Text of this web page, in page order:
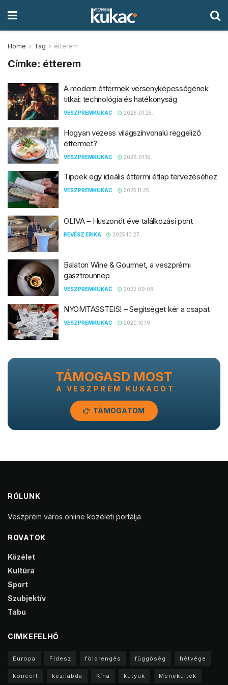
Home Tag étterem
Címke: étterem
A modern éttermek versenyképességének
titkai: technológia és hatékonyság
VESZPREMKUKAC 2026.01.25.
Hogyan vezess világszínvonalú reggeliző
éttermet?
VESZPREMKUKAC 2026.01.19.
Tippek egy ideális éttermi étlap tervezéséhez
VESZPREMKUKAC 2025.11.25.
OLIVA – Huszonöt éve találkozási pont
RÉVÉSZ ERIKA 2025.10.27.
Balaton Wine & Gourmet, a veszprémi
gasztroünnep
VESZPREMKUKAC 2022.09.03.
NYOMTASSTEIS! – Segítséget kér a csapat
VESZPREMKUKAC 2020.10.19.
TÁMOGASD MOST
A VESZPRÉM KUKACOT
TÁMOGATOM
RÓLUNK
Veszprém város online közéleti portálja
ROVATOK
Közélet
Kultúra
Sport
Szubjektív
Tabu
CIMKEFELHŐ
Europa Fidesz földrengés függőség hétvége
koncert kézilabda Kína kütyük Menekültek